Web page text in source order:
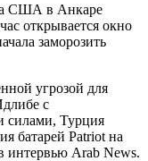
США в Анкаре
открывается окно
заморозить
угрозой для
с
силами, Турция
батарей Patriot на
интервью Arab News.